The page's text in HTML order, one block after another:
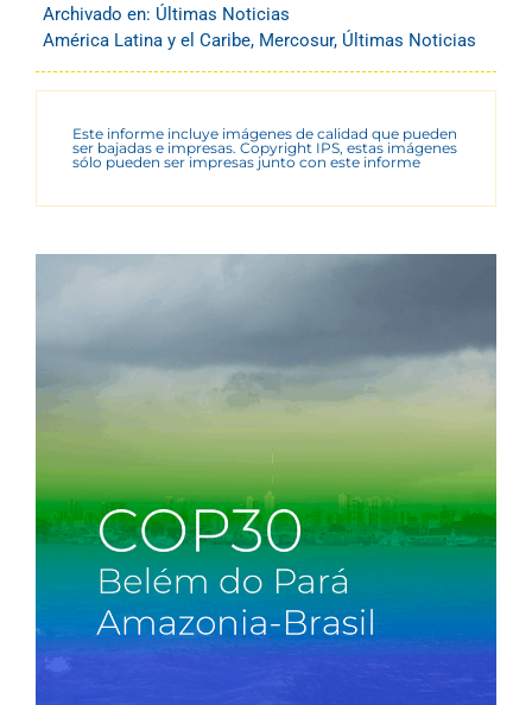
Archivado en: Últimas Noticias
América Latina y el Caribe, Mercosur, Últimas Noticias
Este informe incluye imágenes de calidad que pueden
ser bajadas e impresas. Copyright IPS, estas imágenes
sólo pueden ser impresas junto con este informe